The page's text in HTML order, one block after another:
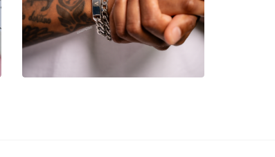
22,00 €